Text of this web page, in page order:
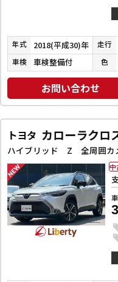
年式 2018(平成30)年 走行
車検 車検整備付 色
お問い合わせ
トヨタ カローラクロ
中